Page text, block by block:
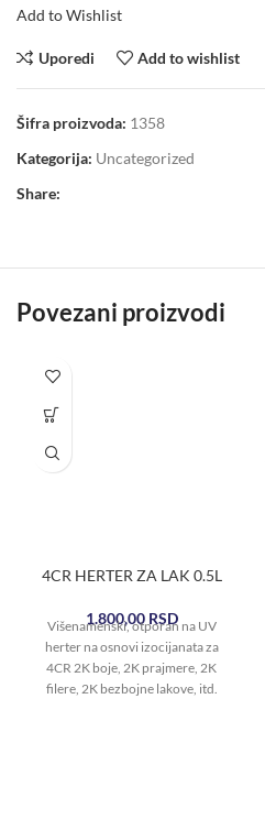
Add to Wishlist
Uporedi Add to wishlist
Šifra proizvoda: 1358
Kategorija: Uncategorized
Share:
Povezani proizvodi
4CR HERTER ZA LAK 0.5L
1.800,00 RSD
Višenamenski, otporan na UV
herter na osnovi izocijanata za
4CR 2K boje, 2K prajmere, 2K
filere, 2K bezbojne lakove, itd.